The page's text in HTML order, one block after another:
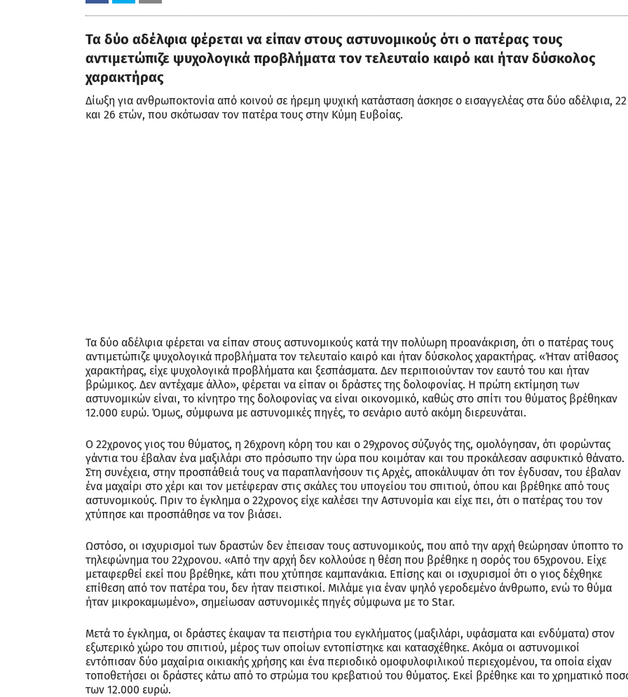
Τα δύο αδέλφια φέρεται να είπαν στους αστυνομικούς ότι ο πατέρας τους
αντιμετώπιζε ψυχολογικά προβλήματα τον τελευταίο καιρό και ήταν δύσκολος
χαρακτήρας
Δίωξη για ανθρωποκτονία από κοινού σε ήρεμη ψυχική κατάσταση άσκησε ο εισαγγελέας στα δύο αδέλφια, 22
και 26 ετών, που σκότωσαν τον πατέρα τους στην Κύμη Ευβοίας.
Τα δύο αδέλφια φέρεται να είπαν στους αστυνομικούς κατά την πολύωρη προανάκριση, ότι ο πατέρας τους
αντιμετώπιζε ψυχολογικά προβλήματα τον τελευταίο καιρό και ήταν δύσκολος χαρακτήρας. «Ήταν ατίθασος
χαρακτήρας, είχε ψυχολογικά προβλήματα και ξεσπάσματα. Δεν περιποιούνταν τον εαυτό του και ήταν
βρώμικος. Δεν αντέχαμε άλλο», φέρεται να είπαν οι δράστες της δολοφονίας. Η πρώτη εκτίμηση των
αστυνομικών είναι, το κίνητρο της δολοφονίας να είναι οικονομικό, καθώς στο σπίτι του θύματος βρέθηκαν
12.000 ευρώ. Όμως, σύμφωνα με αστυνομικές πηγές, το σενάριο αυτό ακόμη διερευνάται.
Ο 22χρονος γιος του θύματος, η 26χρονη κόρη του και ο 29χρονος σύζυγός της, ομολόγησαν, ότι φορώντας
γάντια του έβαλαν ένα μαξιλάρι στο πρόσωπο την ώρα που κοιμόταν και του προκάλεσαν ασφυκτικό θάνατο.
Στη συνέχεια, στην προσπάθειά τους να παραπλανήσουν τις Αρχές, αποκάλυψαν ότι τον έγδυσαν, του έβαλαν
ένα μαχαίρι στο χέρι και τον μετέφεραν στις σκάλες του υπογείου του σπιτιού, όπου και βρέθηκε από τους
αστυνομικούς. Πριν το έγκλημα ο 22χρονος είχε καλέσει την Αστυνομία και είχε πει, ότι ο πατέρας του τον
χτύπησε και προσπάθησε να τον βιάσει.
Ωστόσο, οι ισχυρισμοί των δραστών δεν έπεισαν τους αστυνομικούς, που από την αρχή θεώρησαν ύποπτο το
τηλεφώνημα του 22χρονου. «Από την αρχή δεν κολλούσε η θέση που βρέθηκε η σορός του 65χρονου. Είχε
μεταφερθεί εκεί που βρέθηκε, κάτι που χτύπησε καμπανάκια. Επίσης και οι ισχυρισμοί ότι ο γιος δέχθηκε
επίθεση από τον πατέρα του, δεν ήταν πειστικοί. Μιλάμε για έναν ψηλό γεροδεμένο άνθρωπο, ενώ το θύμα
ήταν μικροκαμωμένο», σημείωσαν αστυνομικές πηγές σύμφωνα με το Star.
Μετά το έγκλημα, οι δράστες έκαψαν τα πειστήρια του εγκλήματος (μαξιλάρι, υφάσματα και ενδύματα) στον
εξωτερικό χώρο του σπιτιού, μέρος των οποίων εντοπίστηκε και κατασχέθηκε. Ακόμα οι αστυνομικοί
εντόπισαν δύο μαχαίρια οικιακής χρήσης και ένα περιοδικό ομοφυλοφιλικού περιεχομένου, τα οποία είχαν
τοποθετήσει οι δράστες κάτω από το στρώμα του κρεβατιού του θύματος. Εκεί βρέθηκε και το χρηματικό
των 12.000 ευρώ.